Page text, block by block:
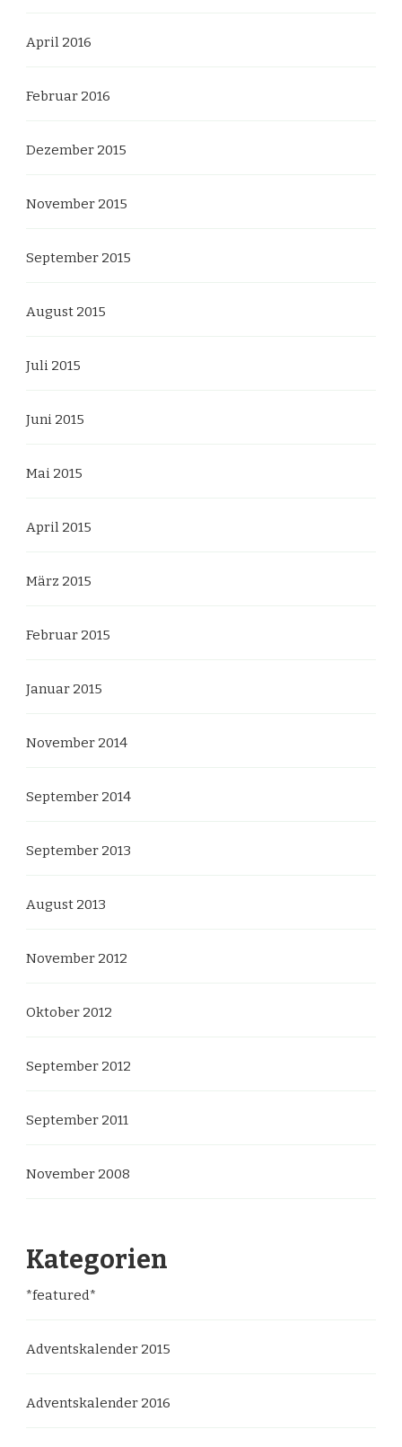
April 2016
Februar 2016
Dezember 2015
November 2015
September 2015
August 2015
Juli 2015
Juni 2015
Mai 2015
April 2015
März 2015
Februar 2015
Januar 2015
November 2014
September 2014
September 2013
August 2013
November 2012
Oktober 2012
September 2012
September 2011
November 2008
Kategorien
*featured*
Adventskalender 2015
Adventskalender 2016